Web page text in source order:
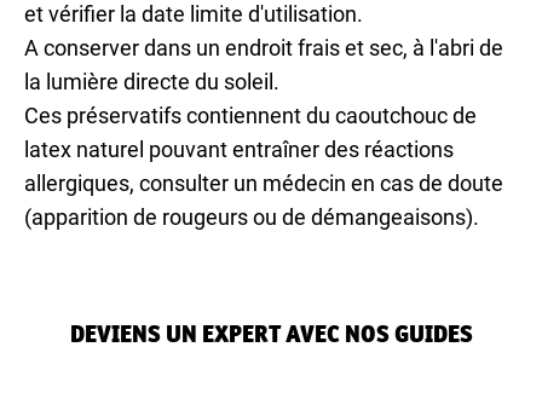
et vérifier la date limite d'utilisation.
A conserver dans un endroit frais et sec, à l'abri de
la lumière directe du soleil.
Ces préservatifs contiennent du caoutchouc de
latex naturel pouvant entraîner des réactions
allergiques, consulter un médecin en cas de doute
(apparition de rougeurs ou de démangeaisons).
DEVIENS UN EXPERT AVEC NOS GUIDES